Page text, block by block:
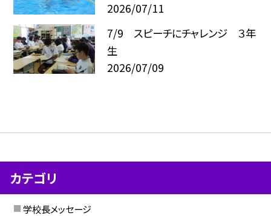
2026/07/11
7/9 スピーチにチャレンジ ３年
生
2026/07/09
カテゴリ
学校長メッセージ